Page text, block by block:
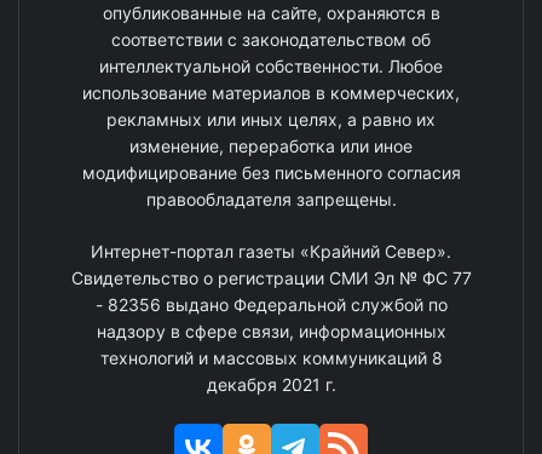
опубликованные на сайте, охраняются в
соответствии с законодательством об
интеллектуальной собственности. Любое
использование материалов в коммерческих,
рекламных или иных целях, а равно их
изменение, переработка или иное
модифицирование без письменного согласия
правообладателя запрещены.
Интернет-портал газеты «Крайний Север».
Свидетельство о регистрации СМИ Эл № ФС 77
- 82356 выдано Федеральной службой по
надзору в сфере связи, информационных
технологий и массовых коммуникаций 8
декабря 2021 г.